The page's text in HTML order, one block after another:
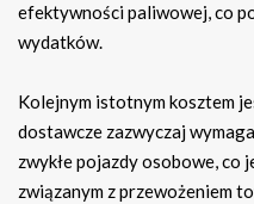
efektywności paliwowej, co
wydatków.
Kolejnym istotnym kosztem
dostawcze zazwyczaj
zwykłe pojazdy osobowe, co
związanym z przewożeniem